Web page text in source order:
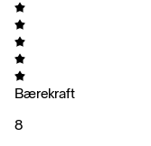
Bærekraft
8